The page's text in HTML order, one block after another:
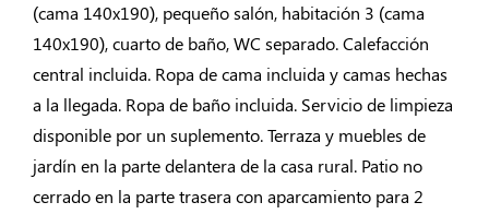
(cama 140x190), pequeño salón, habitación 3 (cama
140x190), cuarto de baño, WC separado. Calefacción
central incluida. Ropa de cama incluida y camas hechas
a la llegada. Ropa de baño incluida. Servicio de limpieza
disponible por un suplemento. Terraza y muebles de
jardín en la parte delantera de la casa rural. Patio no
cerrado en la parte trasera con aparcamiento para 2